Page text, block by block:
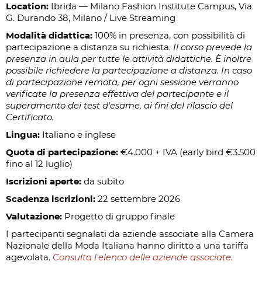
Location: Ibrida — Milano Fashion Institute Campus, Via
G. Durando 38, Milano / Live Streaming
Modalità didattica: 100% in presenza, con possibilità di
partecipazione a distanza su richiesta. Il corso prevede la
presenza in aula per tutte le attività didattiche. È inoltre
possibile richiedere la partecipazione a distanza. In caso
di partecipazione remota, per ogni sessione verranno
verificate la presenza effettiva del partecipante e il
superamento dei test d'esame, ai fini del rilascio del
Certificato.
Lingua: Italiano e inglese
Quota di partecipazione: €4.000 + IVA (early bird €3.500
fino al 12 luglio)
Iscrizioni aperte: da subito
Scadenza iscrizioni: 22 settembre 2026
Valutazione: Progetto di gruppo finale
I partecipanti segnalati da aziende associate alla Camera
Nazionale della Moda Italiana hanno diritto a una tariffa
agevolata. Consulta l'elenco delle aziende associate.